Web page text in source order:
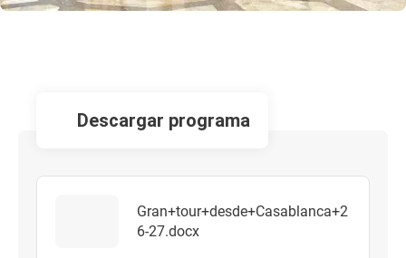
descargar programa
Gran+tour+desde+Casablanca+2
6-27.docx